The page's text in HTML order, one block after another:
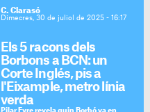
C. Clarasó
Dimecres, 30 de juliol de 2025 - 16:17
Els 5 racons dels
Borbons a BCN: un
Corte Inglés, pis a
l'Eixample, metro línia
verda
Pilar Eyre revela quin Borbó va en